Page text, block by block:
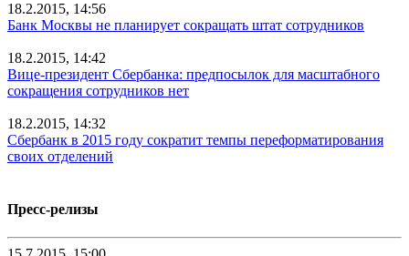
18.2.2015, 14:56
Банк Москвы не планирует сокращать штат сотрудников
18.2.2015, 14:42
Вице-президент Сбербанка: предпосылок для масштабного
сокращения сотрудников нет
18.2.2015, 14:32
Сбербанк в 2015 году сократит темпы переформатирования
своих отделений
Пресс-релизы